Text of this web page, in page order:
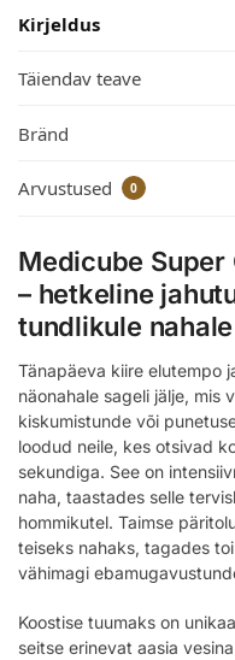
Kirjeldus
Täiendav teave
Bränd
Arvustused 0
Medicube Super
– hetkeline
tundlikule nahale
Tänapäeva kiire elutempo
näonahale sageli jälje, mis
kiskumistunde või
loodud neile, kes otsivad
sekundiga. See on
naha, taastades selle
hommikutel. Taimse
teiseks nahaks, tagades
vähimagi
Koostise tuumaks on
seitse erinevat aasia